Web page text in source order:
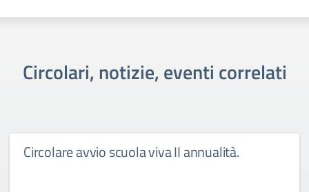
Circolari, notizie, eventi correlati
Circolare avvio scuola viva II annualità.